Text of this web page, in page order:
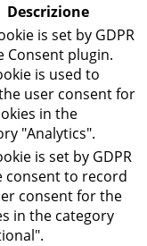
Descrizione
is set by GDPR
Consent plugin.
is used to
user consent for
in the
"Analytics".
is set by GDPR
consent to record
consent for the
in the category